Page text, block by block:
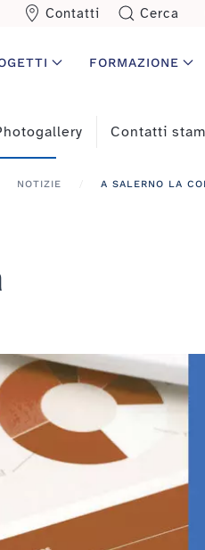
Contatti Cerca
FORMAZIONE
Contatti
NOTIZIE